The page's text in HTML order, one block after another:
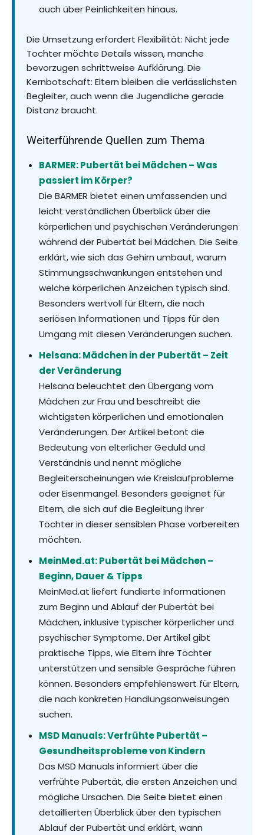
auch über Peinlichkeiten hinaus.
Die Umsetzung erfordert Flexibilität: Nicht jede
Tochter möchte Details wissen, manche
bevorzugen schrittweise Aufklärung. Die
Kernbotschaft: Eltern bleiben die verlässlichsten
Begleiter, auch wenn die Jugendliche gerade
Distanz braucht.
Weiterführende Quellen zum Thema
BARMER: Pubertät bei Mädchen – Was
passiert im Körper?
Die BARMER bietet einen umfassenden und
leicht verständlichen Überblick über die
körperlichen und psychischen Veränderungen
während der Pubertät bei Mädchen. Die Seite
erklärt, wie sich das Gehirn umbaut, warum
Stimmungsschwankungen entstehen und
welche körperlichen Anzeichen typisch sind.
Besonders wertvoll für Eltern, die nach
seriösen Informationen und Tipps für den
Umgang mit diesen Veränderungen suchen.
Helsana: Mädchen in der Pubertät – Zeit
der Veränderung
Helsana beleuchtet den Übergang vom
Mädchen zur Frau und beschreibt die
wichtigsten körperlichen und emotionalen
Veränderungen. Der Artikel betont die
Bedeutung von elterlicher Geduld und
Verständnis und nennt mögliche
Begleiterscheinungen wie Kreislaufprobleme
oder Eisenmangel. Besonders geeignet für
Eltern, die sich auf die Begleitung ihrer
Töchter in dieser sensiblen Phase vorbereiten
möchten.
MeinMed.at: Pubertät bei Mädchen –
Beginn, Dauer & Tipps
MeinMed.at liefert fundierte Informationen
zum Beginn und Ablauf der Pubertät bei
Mädchen, inklusive typischer körperlicher und
psychischer Symptome. Der Artikel gibt
praktische Tipps, wie Eltern ihre Töchter
unterstützen und sensible Gespräche führen
können. Besonders empfehlenswert für Eltern,
die nach konkreten Handlungsanweisungen
suchen.
MSD Manuals: Verfrühte Pubertät –
Gesundheitsprobleme von Kindern
Das MSD Manuals informiert über die
verfrühte Pubertät, die ersten Anzeichen und
mögliche Ursachen. Die Seite bietet einen
detaillierten Überblick über den typischen
Ablauf der Pubertät und erklärt, wann